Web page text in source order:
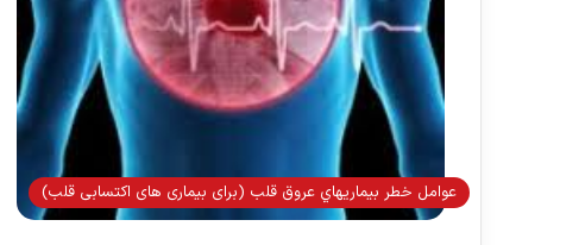
عوامل خطر بيماريهاي عروق قلب (برای بیماری های اکتسابی قلب)